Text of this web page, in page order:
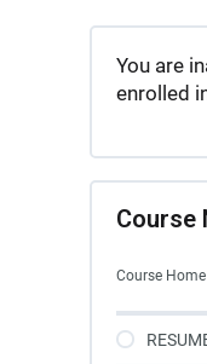
You are
enrolled
Course
Course Home